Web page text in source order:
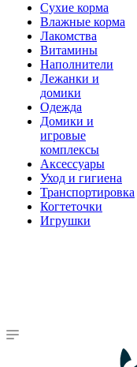
Сухие корма
Влажные корма
Лакомства
Витамины
Наполнители
Лежанки и
домики
Одежда
Домики и
игровые
комплексы
Аксессуары
Уход и гигиена
Транспортировка
Когтеточки
Игрушки